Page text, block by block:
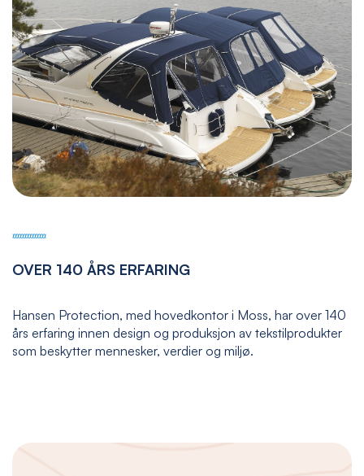
OVER 140 ÅRS ERFARING
Hansen Protection, med hovedkontor i Moss, har over 140
års erfaring innen design og produksjon av tekstilprodukter
som beskytter mennesker, verdier og miljø.